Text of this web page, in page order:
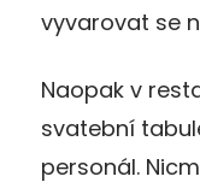
vyvarovat se
Naopak v
svatební
personál.